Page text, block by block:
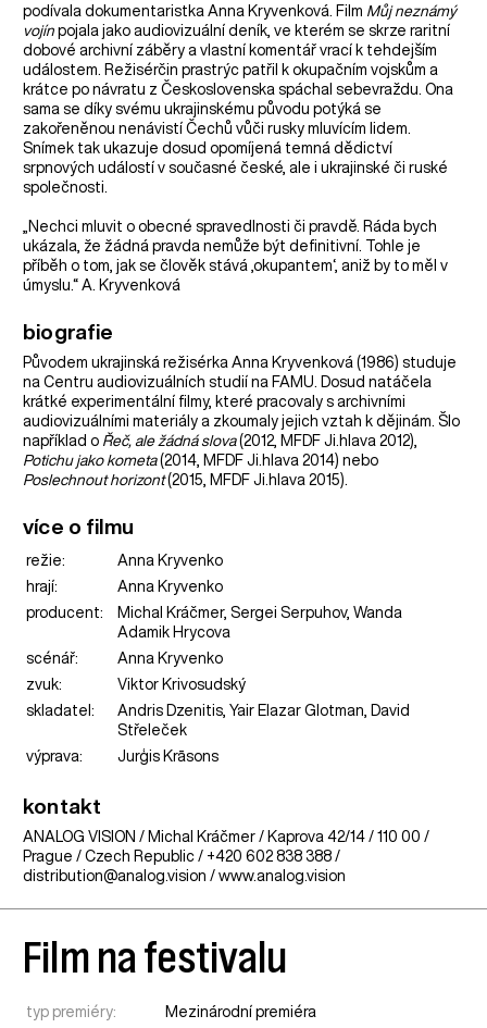
podívala dokumentaristka Anna Kryvenková. Film Můj neznámý
vojín pojala jako audiovizuální deník, ve kterém se skrze raritní
dobové archivní záběry a vlastní komentář vrací k tehdejším
událostem. Režisérčin prastrýc patřil k okupačním vojskům a
krátce po návratu z Československa spáchal sebevraždu. Ona
sama se díky svému ukrajinskému původu potýká se
zakořeněnou nenávistí Čechů vůči rusky mluvícím lidem.
Snímek tak ukazuje dosud opomíjená temná dědictví
srpnových událostí v současné české, ale i ukrajinské či ruské
společnosti.
„Nechci mluvit o obecné spravedlnosti či pravdě. Ráda bych
ukázala, že žádná pravda nemůže být definitivní. Tohle je
příběh o tom, jak se člověk stává ‚okupantem‘, aniž by to měl v
úmyslu.“ A. Kryvenková
biografie
Původem ukrajinská režisérka Anna Kryvenková (1986) studuje
na Centru audiovizuálních studií na FAMU. Dosud natáčela
krátké experimentální filmy, které pracovaly s archivními
audiovizuálními materiály a zkoumaly jejich vztah k dějinám. Šlo
například o Řeč, ale žádná slova(2012, MFDF Ji.hlava 2012),
Potichu jako kometa(2014, MFDF Ji.hlava 2014) nebo
Poslechnout horizont(2015, MFDF Ji.hlava 2015).
více o filmu
režie:
Anna Kryvenko
hrají:
Anna Kryvenko
producent:
Michal Kráčmer, Sergei Serpuhov, Wanda
Adamik Hrycova
scénář:
Anna Kryvenko
zvuk:
Viktor Krivosudský
skladatel:
Andris Dzenitis, Yair Elazar Glotman, David
Střeleček
výprava:
Jurģis Krāsons
kontakt
ANALOG VISION / Michal Kráčmer / Kaprova 42/14 / 110 00 /
Prague / Czech Republic / +420602 838 388 /
distribution@analog.vision / www.analog.vision
Film na festivalu
typ premiéry:
Mezinárodní premiéra